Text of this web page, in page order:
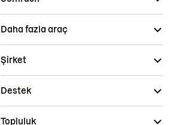
Daha fazla araç
Şirket
Destek
Topluluk